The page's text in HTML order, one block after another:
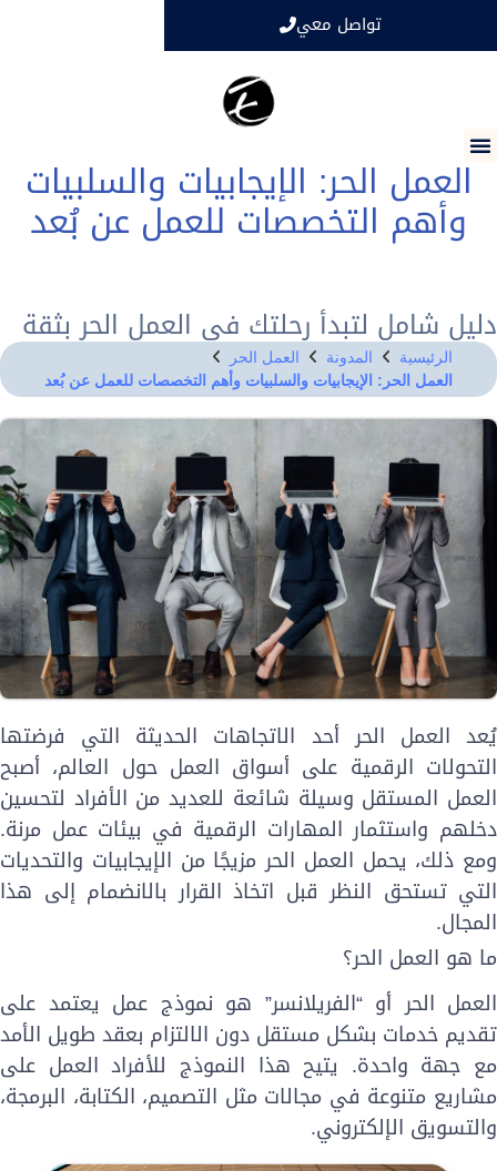
تواصل معي
العمل الحر: الإيجابيات والسلبيات
وأهم التخصصات للعمل عن بُعد
دليل شامل لتبدأ رحلتك في العمل الحر بثقة
الرئيسية المدونة
العمل الحر
العمل الحر: الإيجابيات والسلبيات وأهم التخصصات للعمل عن بُعد
العمل الحرأحد الاتجاهات الحديثة التي فرضتها
التحولات الرقمية على أسواق العمل حول العالم، أصبح
العمل المستقل وسيلة شائعة للعديد من الأفراد لتحسين
واستثمار المهارات الرقميةفي بيئات عمل مرنة.
ومع ذلك، يحمل العمل الحر مزيجًا من الإيجابيات والتحديات
التي تستحق النظر قبل اتخاذ القرار بالانضمام إلى هذا
المجال.
ما هو العمل الحر؟
العمل الحر أو “الفريلانسر” هو نموذج عمل يعتمد على
تقديم خدمات بشكل مستقل دون الالتزام بعقد طويل الأمد
مع جهة واحدة. يتيح هذا النموذج للأفراد العمل على
مشاريع متنوعة في مجالات مثل التصميم، الكتابة، البرمجة،
والتسويق الإلكتروني.